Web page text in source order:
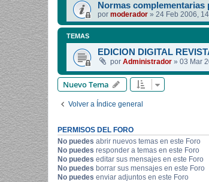
Normas
por moderador » 24 Feb 2006,
TEMAS
EDICION DIGITAL
por Administrador » 03 Mar
Nuevo Tema
Volver a Índice general
PERMISOS DEL FORO
No puedes abrir nuevos temas en este Foro
No puedes responder a temas en este Foro
No puedes editar sus mensajes en este Foro
No puedes borrar sus mensajes en este Foro
No puedes enviar adjuntos en este Foro